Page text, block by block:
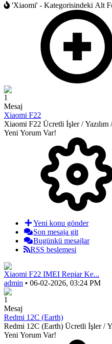
'Xiaomi' - Kategorisindeki Alt
1
Mesaj
Xiaomi F22
Xiaomi F22 Ücretli İşler /
Yeni Yorum Var!
Yeni konu gönder
Son mesaja git
Bugünkü mesajlar
RSS beslemesi
Xiaomi F22 IMEI Repiar Ke...
admin • 06-02-2026, 03:24 PM
1
Mesaj
Redmi 12C (Earth)
Redmi 12C
Yeni Yorum Var!